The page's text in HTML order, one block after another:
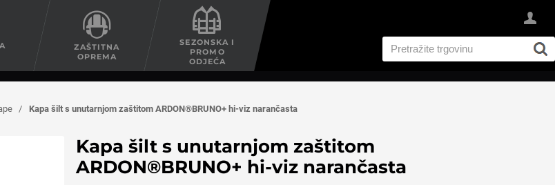
ZAŠTITNA
OPREMA
SEZONSKA I
PROMO
ODJEĆA
/ Kapa šilt s unutarnjom zaštitom ARDON®BRUNO+ hi-viz narančasta
Kapa šilt s unutarnjom zaštitom
ARDON®BRUNO+ hi-viz narančasta